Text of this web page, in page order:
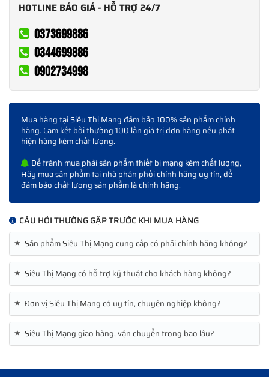
HOTLINE BÁO GIÁ - HỖ TRỢ 24/7
0373699886
0344699886
0902734998
Mua hàng tại Siêu Thị Mạng đảm bảo 100% sản phẩm chính
hãng. Cam kết bồi thường 100 lần giá trị đơn hàng nếu phát
hiện hàng kém chất lượng.
Để tránh mua phải sản phẩm thiết bị mạng kém chất lượng,
Hãy mua sản phẩm tại nhà phân phối chính hãng uy tín, để
đảm bảo chất lượng sản phẩm là chính hãng.
CÂU HỎI THƯỜNG GẶP TRƯỚC KHI MUA HÀNG
★ Sản phẩm Siêu Thị Mạng cung cấp có phải chính hãng không?
★ Siêu Thị Mạng có hỗ trợ kỹ thuật cho khách hàng không?
★ Đơn vị Siêu Thị Mạng có uy tín, chuyên nghiệp không?
★ Siêu Thị Mạng giao hàng, vận chuyển trong bao lâu?